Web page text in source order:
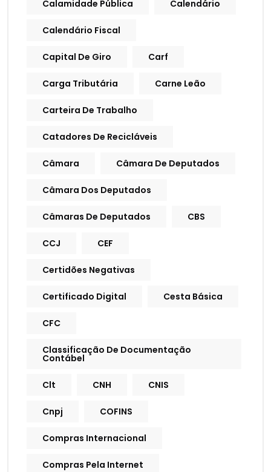
Calamidade Pública Calendário
Calendário Fiscal
Capital De Giro Carf
Carga Tributária Carne Leão
Carteira De Trabalho
Catadores De Recicláveis
Câmara Câmara De Deputados
Câmara Dos Deputados
Câmaras De Deputados CBS
CCJ CEF
Certidões Negativas
Certificado Digital Cesta Básica
CFC
Classificação De Documentação
Contábel
Clt CNH CNIS
Cnpj COFINS
Compras Internacional
Compras Pela Internet